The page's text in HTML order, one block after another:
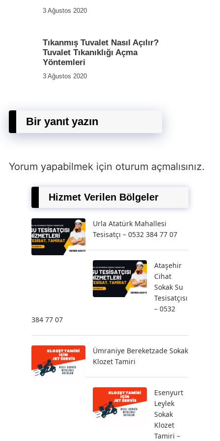
3 Ağustos 2020
Tıkanmış Tuvalet Nasıl Açılır?
Tuvalet Tıkanıklığı Açma
Yöntemleri
3 Ağustos 2020
Bir yanıt yazın
Yorum yapabilmek için oturum açmalısınız.
Hizmet Verilen Bölgeler
Urla Atatürk Mahallesi
Tesisatçı – 0532 384 77 07
Ataşehir
Cihat
Sokak Su
Tesisatçısı
– 0532
384 77 07
Ümraniye Bereketzade Sokak
Klozet Tamiri
Esenyurt
Leylek
Sokak
Klozet
Tamiri –